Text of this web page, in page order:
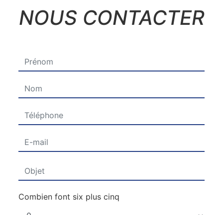
NOUS CONTACTER
Combien font six plus cinq